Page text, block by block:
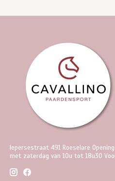
Iepersestraat 491 Roeselare
met zaterdag van 10u tot 18u30